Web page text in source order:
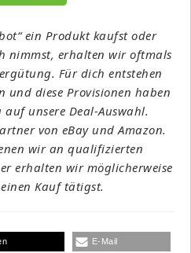
ein Produkt kaufst oder
nimmst, erhalten wir oftmals
Für dich entstehen
und diese Provisionen haben
unsere Deal-Auswahl.
von eBay und Amazon.
wir an qualifizierten
erhalten wir möglicherweise
Kauf tätigst.
E-Mail